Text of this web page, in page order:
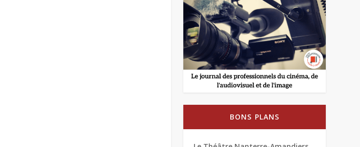
BONS PLANS